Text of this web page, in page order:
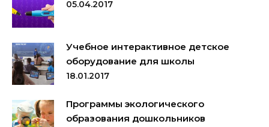
05.04.2017
Учебное интерактивное детское
оборудование для школы
18.01.2017
Программы экологического
образования дошкольников